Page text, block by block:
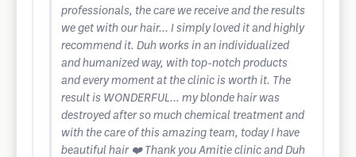
professionals, the care we receive and the results
we get with our hair... I simply loved it and highly
recommend it. Duh works in an individualized
and humanized way, with top-notch products
and every moment at the clinic is worth it. The
result is WONDERFUL... my blonde hair was
destroyed after so much chemical treatment and
with the care of this amazing team, today I have
beautiful hair ❤️ Thank you Amitie clinic and Duh